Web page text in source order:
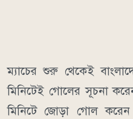
ম্যাচের শুরু থেকেই
মিনিটেই গোলের সূচনা
মিনিটে জোড়া গোল করেন